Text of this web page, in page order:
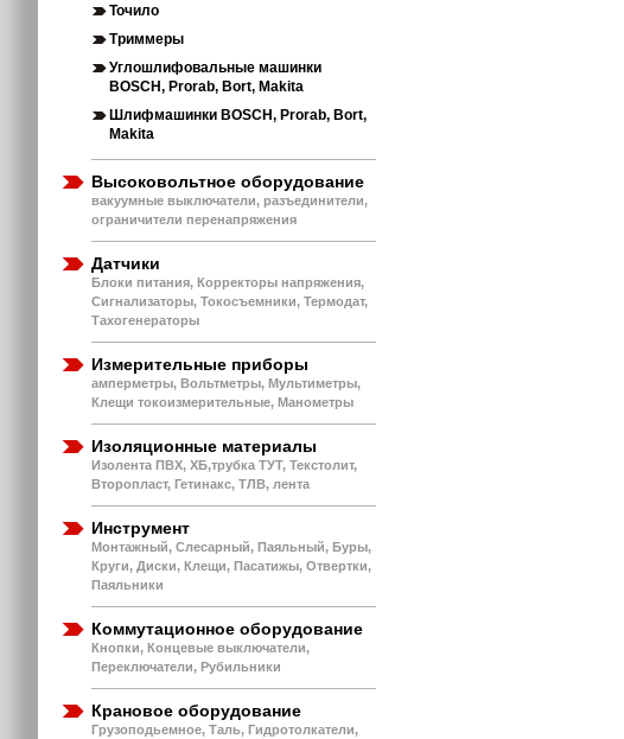
Точило
Триммеры
Углошлифовальные машинки
BOSCH, Prorab, Bort, Makita
Шлифмашинки BOSCH, Prorab, Bort,
Makita
Высоковольтное оборудование
вакуумные выключатели, разъединители,
ограничители перенапряжения
Датчики
Блоки питания, Корректоры напряжения,
Сигнализаторы, Токосъемники, Термодат,
Тахогенераторы
Измерительные приборы
амперметры, Вольтметры, Мультиметры,
Клещи токоизмерительные, Манометры
Изоляционные материалы
Изолента ПВХ, ХБ,трубка ТУТ, Текстолит,
Второпласт, Гетинакс, ТЛВ, лента
Инструмент
Монтажный, Слесарный, Паяльный, Буры,
Круги, Диски, Клещи, Пасатижы, Отвертки,
Паяльники
Коммутационное оборудование
Кнопки, Концевые выключатели,
Переключатели, Рубильники
Крановое оборудование
Грузоподьемное, Таль, Гидротолкатели,